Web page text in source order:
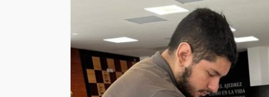
Playa del Carmen
mercado de rentas
vacacionales
Redacción 18 horas ago